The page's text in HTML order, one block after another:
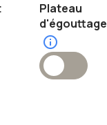
Plateau
d'égouttage